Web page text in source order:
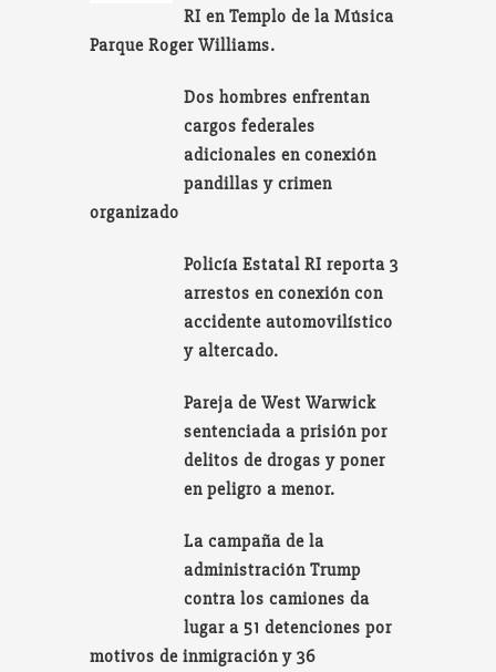
RI en Templo de la Música
Parque Roger Williams.
Dos hombres enfrentan
cargos federales
adicionales en conexión
pandillas y crimen
organizado
Policía Estatal RI reporta 3
arrestos en conexión con
accidente automovilístico
y altercado.
Pareja de West Warwick
sentenciada a prisión por
delitos de drogas y poner
en peligro a menor.
La campaña de la
administración Trump
contra los camiones da
lugar a 51 detenciones por
motivos de inmigración y 36